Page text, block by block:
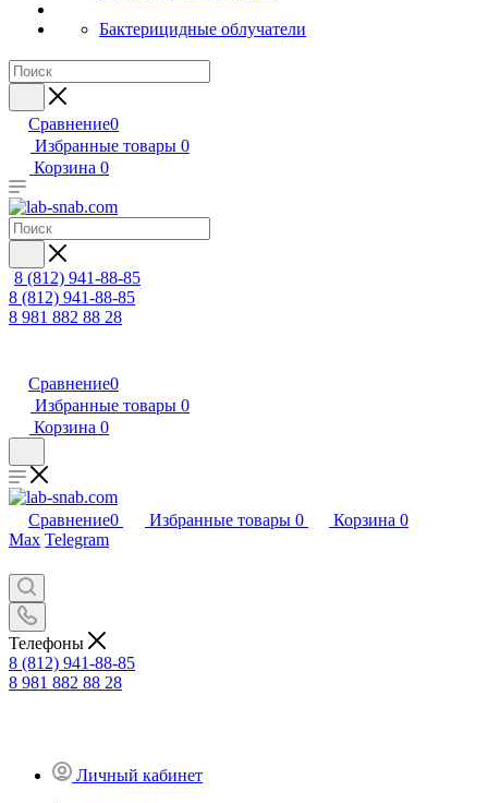
Бактерицидные облучатели
Сравнение0
Избранные товары 0
Корзина 0
8 (812) 941-88-85
8 (812) 941-88-85
8 981 882 88 28
Сравнение0
Избранные товары 0
Корзина 0
Сравнение0 Избранные товары 0 Корзина 0
Max Telegram
Телефоны
8 (812) 941-88-85
8 981 882 88 28
Личный кабинет